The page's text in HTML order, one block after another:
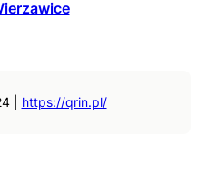
| https://qrin.pl/